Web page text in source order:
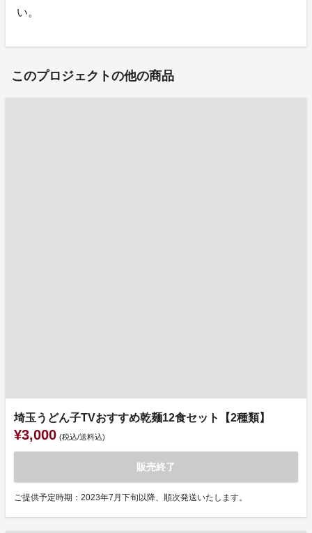
い。
このプロジェクトの他の商品
埼玉うどん子TVおすすめ乾麺12食セット【2種類】
¥3,000 (税込/送料込)
販売終了
ご提供予定時期：2023年7月下旬以降、順次発送いたします。